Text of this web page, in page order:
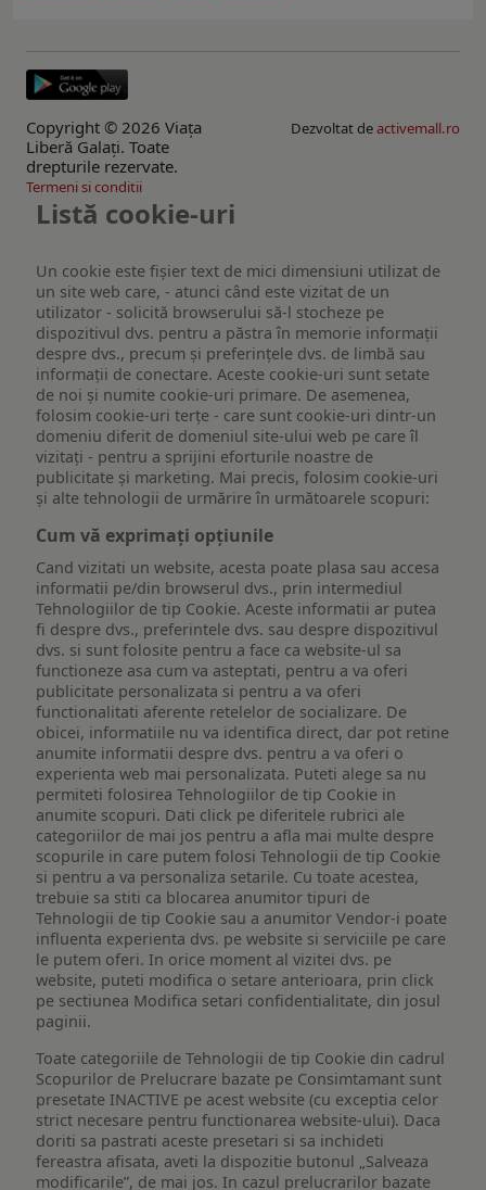
Copyright © 2026 Viaţa
Liberă Galaţi. Toate
drepturile rezervate.
Dezvoltat deactivemall.ro
Termeni si conditii
Listă cookie-uri
Un cookie este fişier text de mici dimensiuni utilizat de
un site web care, - atunci când este vizitat de un
utilizator - solicită browserului să-l stocheze pe
dispozitivul dvs. pentru a păstra în memorie informații
despre dvs., precum și preferințele dvs. de limbă sau
informații de conectare. Aceste cookie-uri sunt setate
de noi și numite cookie-uri primare. De asemenea,
folosim cookie-uri terțe - care sunt cookie-uri dintr-un
domeniu diferit de domeniul site-ului web pe care îl
vizitați - pentru a sprijini eforturile noastre de
publicitate și marketing. Mai precis, folosim cookie-uri
și alte tehnologii de urmărire în următoarele scopuri:
Cum vă exprimați opțiunile
Cand vizitati un website, acesta poate plasa sau accesa
informatii pe/din browserul dvs., prin intermediul
Tehnologiilor de tip Cookie. Aceste informatii ar putea
fi despre dvs., preferintele dvs. sau despre dispozitivul
dvs. si sunt folosite pentru a face ca website-ul sa
functioneze asa cum va asteptati, pentru a va oferi
publicitate personalizata si pentru a va oferi
functionalitati aferente retelelor de socializare. De
obicei, informatiile nu va identifica direct, dar pot retine
anumite informatii despre dvs. pentru a va oferi o
experienta web mai personalizata. Puteti alege sa nu
permiteti folosirea Tehnologiilor de tip Cookie in
anumite scopuri. Dati click pe diferitele rubrici ale
categoriilor de mai jos pentru a afla mai multe despre
scopurile in care putem folosi Tehnologii de tip Cookie
si pentru a va personaliza setarile. Cu toate acestea,
trebuie sa stiti ca blocarea anumitor tipuri de
Tehnologii de tip Cookie sau a anumitor Vendor-i poate
influenta experienta dvs. pe website si serviciile pe care
le putem oferi. In orice moment al vizitei dvs. pe
website, puteti modifica o setare anterioara, prin click
pe sectiunea Modifica setari confidentialitate, din josul
paginii.
Toate categoriile de Tehnologii de tip Cookie din cadrul
Scopurilor de Prelucrare bazate pe Consimtamant sunt
presetate INACTIVE pe acest website (cu exceptia celor
strict necesare pentru functionarea website-ului). Daca
doriti sa pastrati aceste presetari si sa inchideti
fereastra afisata, aveti la dispozitie butonul „Salveaza
modificarile”, de mai jos. In cazul prelucrarilor bazate